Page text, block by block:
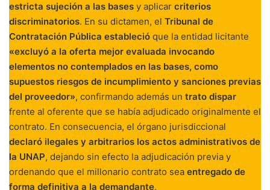
estricta sujeción a las bases y aplicar criterios
discriminatorios. En su dictamen, el Tribunal de
Contratación Pública estableció que la entidad licitante
«excluyó a la oferta mejor evaluada invocando
elementos no contemplados en las bases, como
supuestos riesgos de incumplimiento y sanciones previas
del proveedor», confirmando además un trato dispar
frente al oferente que se había adjudicado originalmente el
contrato. En consecuencia, el órgano jurisdiccional
declaró ilegales y arbitrarios los actos administrativos de
la UNAP, dejando sin efecto la adjudicación previa y
ordenando que el millonario contrato sea entregado de
forma definitiva a la demandante.